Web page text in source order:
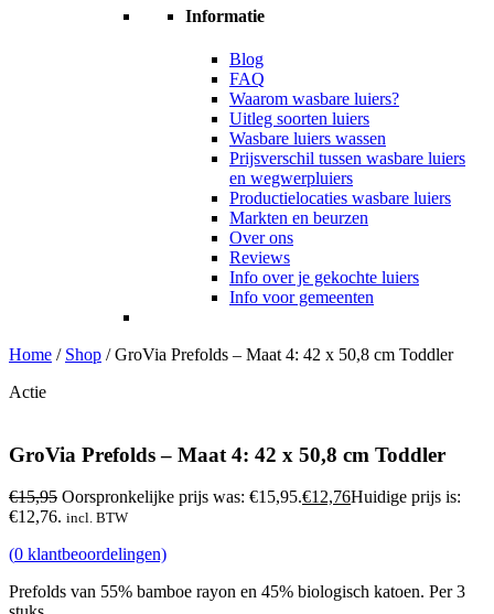
Informatie
Blog
FAQ
Waarom wasbare luiers?
Uitleg soorten luiers
Wasbare luiers wassen
Prijsverschil tussen wasbare luiers
en wegwerpluiers
Productielocaties wasbare luiers
Markten en beurzen
Over ons
Reviews
Info over je gekochte luiers
Info voor gemeenten
Home / Shop /GroVia Prefolds – Maat 4: 42 x 50,8 cm Toddler
Actie
GroVia Prefolds – Maat 4: 42 x 50,8 cm Toddler
€15,95 Oorspronkelijke prijs was: €15,95.€12,76Huidige prijs is:
€12,76. incl. BTW
(0 klantbeoordelingen)
Prefolds van 55% bamboe rayon en 45% biologisch katoen. Per 3